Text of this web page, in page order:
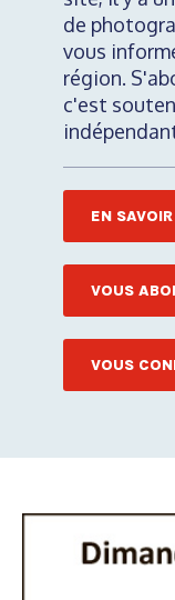
de
vous
région.
c'est
EN
VOUS
VOUS